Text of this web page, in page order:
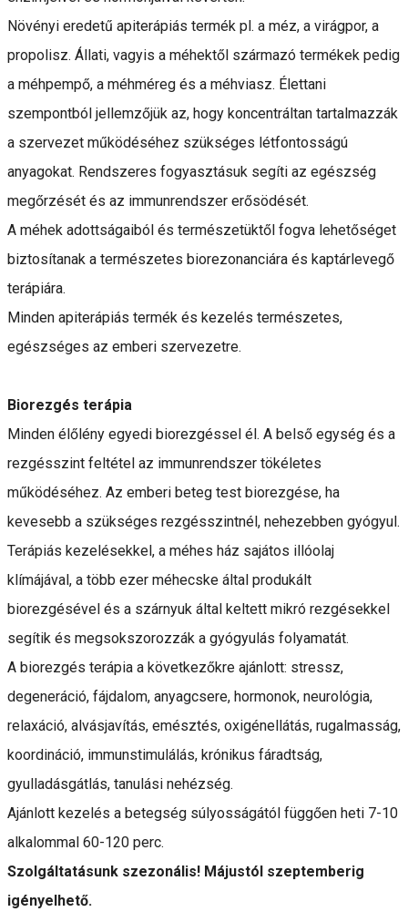
Növényi eredetű apiterápiás termék pl. a méz, a virágpor, a
propolisz. Állati, vagyis a méhektől származó termékek pedig
a méhpempő, a méhméreg és a méhviasz. Élettani
szempontból jellemzőjük az, hogy koncentráltan tartalmazzák
a szervezet működéséhez szükséges létfontosságú
anyagokat. Rendszeres fogyasztásuk segíti az egészség
megőrzését és az immunrendszer erősödését.
A méhek adottságaiból és természetüktől fogva lehetőséget
biztosítanak a természetes biorezonanciára és kaptárlevegő
terápiára.
Minden apiterápiás termék és kezelés természetes,
egészséges az emberi szervezetre.
Biorezgés terápia
Minden élőlény egyedi biorezgéssel él. A belső egység és a
rezgésszint feltétel az immunrendszer tökéletes
működéséhez. Az emberi beteg test biorezgése, ha
kevesebb a szükséges rezgésszintnél, nehezebben gyógyul.
Terápiás kezelésekkel, a méhes ház sajátos illóolaj
klímájával, a több ezer méhecske által produkált
biorezgésével és a szárnyuk által keltett mikró rezgésekkel
segítik és megsokszorozzák a gyógyulás folyamatát.
A biorezgés terápia a következőkre ajánlott: stressz,
degeneráció, fájdalom, anyagcsere, hormonok, neurológia,
relaxáció, alvásjavítás, emésztés, oxigénellátás, rugalmasság,
koordináció, immunstimulálás, krónikus fáradtság,
gyulladásgátlás, tanulási nehézség.
Ajánlott kezelés a betegség súlyosságától függően heti 7-10
alkalommal 60-120 perc.
Szolgáltatásunk szezonális! Májustól szeptemberig
igényelhető.